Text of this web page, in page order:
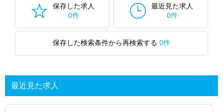
保存した求人
0件
最近見た求人
0件
保存した検索条件から再検索する 0件
最近見た求人